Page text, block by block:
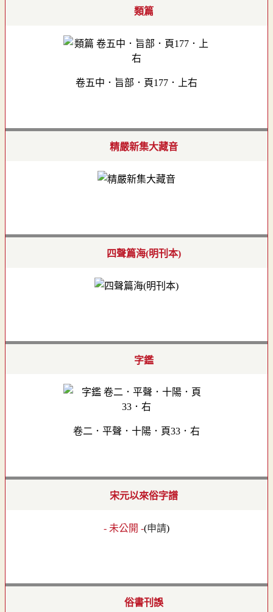
類篇
卷五中．旨部．頁177．上右
精嚴新集大藏音
四聲篇海(明刊本)
字鑑
卷二．平聲．十陽．頁33．右
宋元以來俗字譜
- 未公開 -(申請)
俗書刊誤